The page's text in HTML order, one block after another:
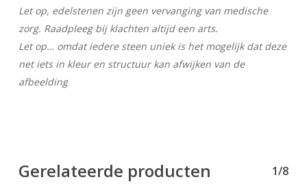
Let op, edelstenen zijn geen vervanging van medische
zorg. Raadpleeg bij klachten altijd een arts.
Let op… omdat iedere steen uniek is het mogelijk dat deze
net iets in kleur en structuur kan afwijken van de
afbeelding
Gerelateerde producten 1/8